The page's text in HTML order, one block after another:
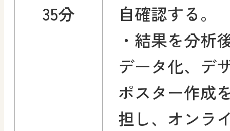
35分
自確認する。
・結果を分析
データ化、デ
ポスター作成
担し、オンラ